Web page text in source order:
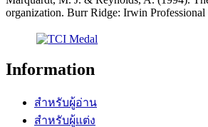
organization. Burr Ridge: Irwin Professional
Information
สำหรับผู้อ่าน
สำหรับผู้แต่ง